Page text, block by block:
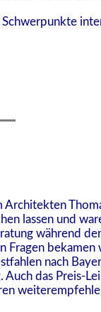
lassen und
während
Fragen
nach
das Preis-